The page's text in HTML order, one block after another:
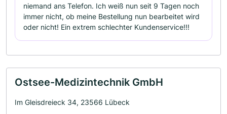
niemand ans Telefon. Ich weiß nun seit 9 Tagen noch
immer nicht, ob meine Bestellung nun bearbeitet wird
oder nicht! Ein extrem schlechter Kundenservice!!!
Ostsee-Medizintechnik GmbH
Im Gleisdreieck 34, 23566 Lübeck